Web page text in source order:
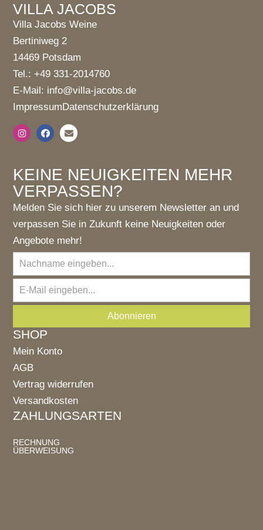
VILLA JACOBS
Villa Jacobs Weine
Bertiniweg 2
14469 Potsdam
Tel.: +49 331-2014760
E-Mail: info@villa-jacobs.de
Impressum Datenschutzerklärung
KEINE NEUIGKEITEN MEHR
VERPASSEN?
Melden Sie sich hier zu unserem Newsletter an und
verpassen Sie in Zukunft keine Neuigkeiten oder
Angebote mehr!
SHOP
Mein Konto
AGB
Vertrag widerrufen
Versandkosten
ZAHLUNGSARTEN
RECHNUNG
ÜBERWEISUNG